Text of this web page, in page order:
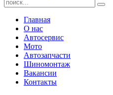
Главная
О нас
Автосервис
Мото
Автозапчасти
Шиномонтаж
Вакансии
Контакты